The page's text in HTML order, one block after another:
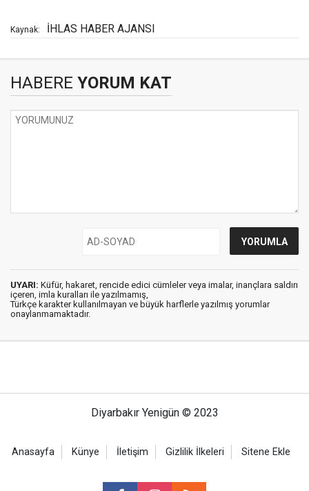
Kaynak: İHLAS HABER AJANSI
HABERE YORUM KAT
UYARI: Küfür, hakaret, rencide edici cümleler veya imalar, inançlara saldırı
içeren, imla kuralları ile yazılmamış,
Türkçe karakter kullanılmayan ve büyük harflerle yazılmış yorumlar
onaylanmamaktadır.
Diyarbakır Yenigün © 2023
Anasayfa Künye İletişim Gizlilik İlkeleri Sitene Ekle